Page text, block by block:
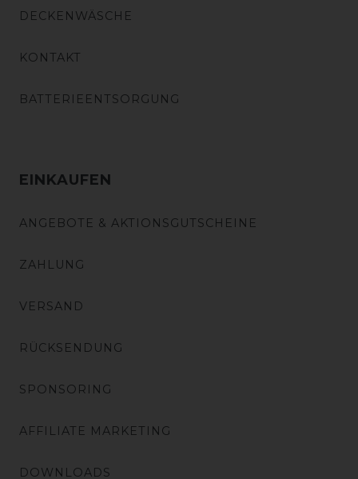
DECKENWÄSCHE
KONTAKT
BATTERIEENTSORGUNG
EINKAUFEN
ANGEBOTE & AKTIONSGUTSCHEINE
ZAHLUNG
VERSAND
RÜCKSENDUNG
SPONSORING
AFFILIATE MARKETING
DOWNLOADS